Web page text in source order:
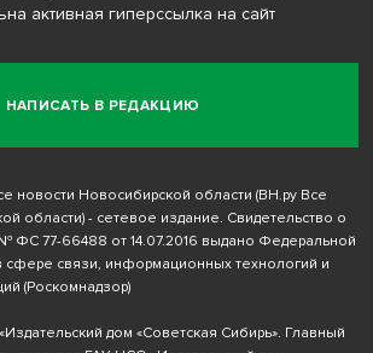
НАПИСАТЬ В РЕДАКЦИЮ
активная гиперссылка на сайт
новости Новосибирской области (ВН.ру Все
области) - сетевое издание. Свидетельство о
ФС 77-66488 от 14.07.2016 выдано Федеральной
сфере связи, информационных технологий и
(Роскомнадзор)
дом «Советская Сибирь». Главный